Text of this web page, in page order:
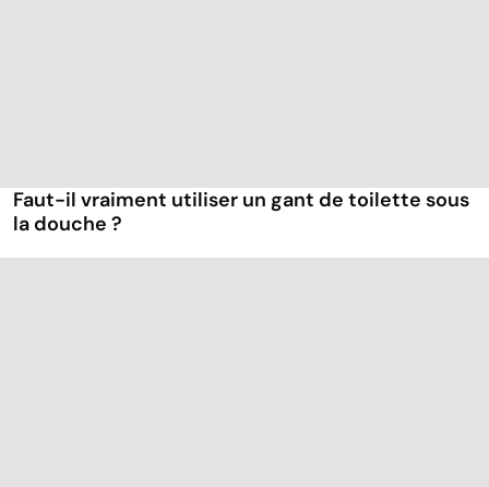
Faut-il vraiment utiliser un gant de toilette sous
la douche ?